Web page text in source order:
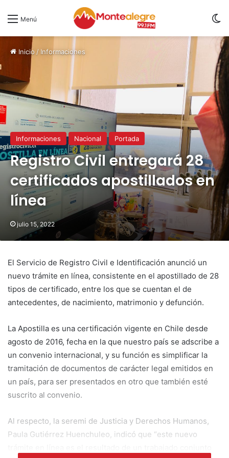
Menú
Inicio/Informaciones
Informaciones Nacional Portada
Registro Civil entregará 28
certificados apostillados en
línea
julio 15, 2022
El Servicio de Registro Civil e Identificación anunció un
nuevo trámite en línea, consistente en el apostillado de 28
tipos de certificado, entre los que se cuentan el de
antecedentes, de nacimiento, matrimonio y defunción.
La Apostilla es una certificación vigente en Chile desde
agosto de 2016, fecha en la que nuestro país se adscribe a
un convenio internacional, y su función es simplificar la
tramitación de documentos de carácter legal emitidos en
un país, para ser presentados en otro que también esté
suscrito al convenio.
Al respecto, la seremi de Justicia y Derechos Humanos,
Paula Gutiérrez Huenchuleo, indicó que “este nuevo